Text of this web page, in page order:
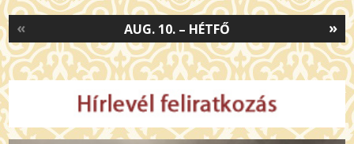
»
AUG. 10. – HÉTFŐ
«